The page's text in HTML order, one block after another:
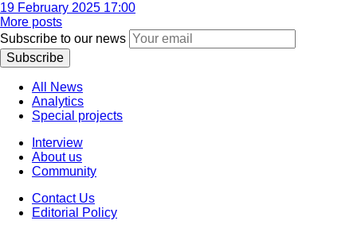
19 February 2025 17:00
More posts
Subscribe to our news
Subscribe
All News
Analytics
Special projects
Interview
About us
Community
Contact Us
Editorial Policy